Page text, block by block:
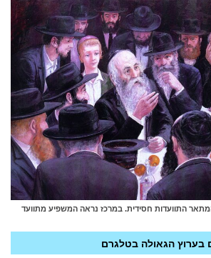
המתאר התוועדות חסידית. במרכז נראה המשפיע מתוועד
בערוץ הגאולה בטלגרם